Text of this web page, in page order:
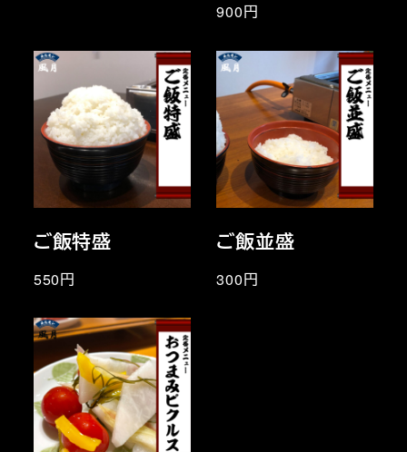
900円
ご飯特盛
550円
ご飯並盛
300円